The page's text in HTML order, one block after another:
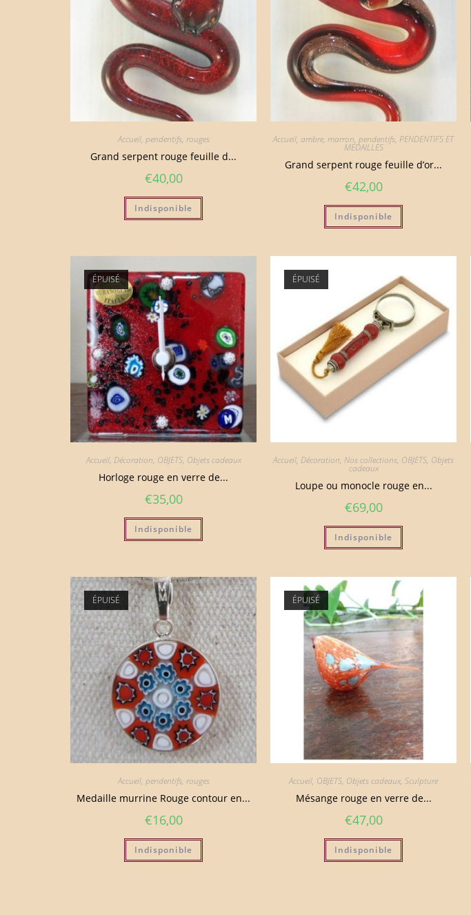
Accueil, pendentifs, rouges
Grand serpent rouge feuille d...
€40,00
Indisponible
Accueil, ambre, marron, pendentifs, PENDENTIFS ET
MEDAILLES
Grand serpent rouge feuille d’or...
€42,00
Indisponible
ÉPUISÉ
Accueil, Décoration, OBJETS, Objets cadeaux
Horloge rouge en verre de...
€35,00
Indisponible
ÉPUISÉ
Accueil, Décoration, Nos collections, OBJETS, Objets
cadeaux
Loupe ou monocle rouge en...
€69,00
Indisponible
ÉPUISÉ
Accueil, pendentifs, rouges
Medaille murrine Rouge contour en...
€16,00
Indisponible
ÉPUISÉ
Accueil, OBJETS, Objets cadeaux, Sculpture
Mésange rouge en verre de...
€47,00
Indisponible